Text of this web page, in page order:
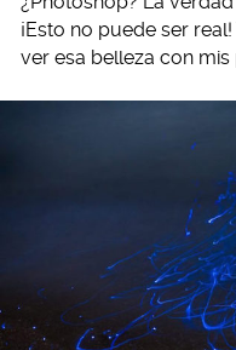
¡Esto no puede ser
ver esa belleza con